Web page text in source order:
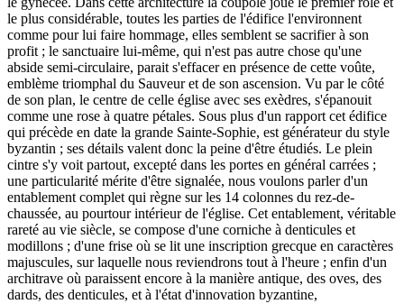
le plus considérable, toutes les parties de l'édifice l'environnent
comme pour lui faire hommage, elles semblent se sacrifier à son
profit ; le sanctuaire lui-même, qui n'est pas autre chose qu'une
abside semi-circulaire, parait s'effacer en présence de cette voûte,
emblème triomphal du Sauveur et de son ascension. Vu par le côté
de son plan, le centre de celle église avec ses exèdres, s'épanouit
comme une rose à quatre pétales. Sous plus d'un rapport cet édifice
qui précède en date la grande Sainte-Sophie, est générateur du style
byzantin ; ses détails valent donc la peine d'être étudiés. Le plein
cintre s'y voit partout, excepté dans les portes en général carrées ;
une particularité mérite d'être signalée, nous voulons parler d'un
entablement complet qui règne sur les 14 colonnes du rez-de-
chaussée, au pourtour intérieur de l'église. Cet entablement, véritable
rareté au vie siècle, se compose d'une corniche à denticules et
modillons ; d'une frise où se lit une inscription grecque en caractères
majuscules, sur laquelle nous reviendrons tout à l'heure ; enfin d'un
architrave où paraissent encore à la manière antique, des oves, des
dards, des denticules, et à l'état d'innovation byzantine,